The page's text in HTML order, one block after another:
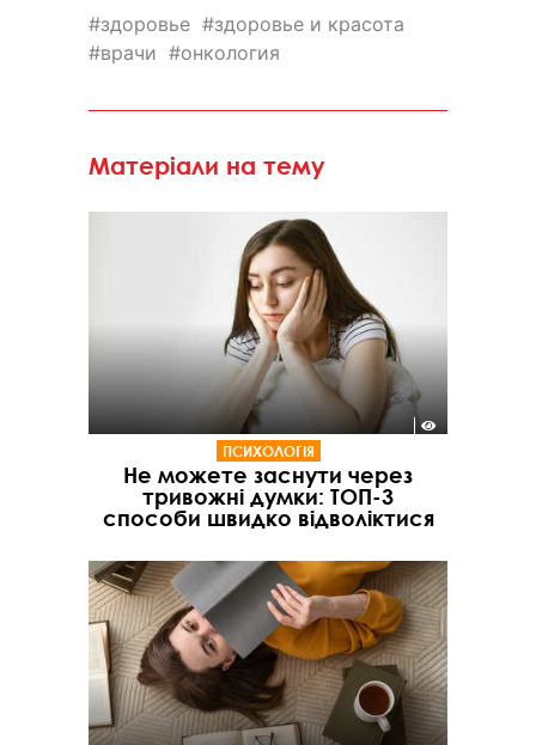
здоровье
здоровье и красота
врачи
онкология
Матеріали на тему
ПСИХОЛОГІЯ
Не можете заснути через
тривожні думки: ТОП-3
способи швидко відволіктися